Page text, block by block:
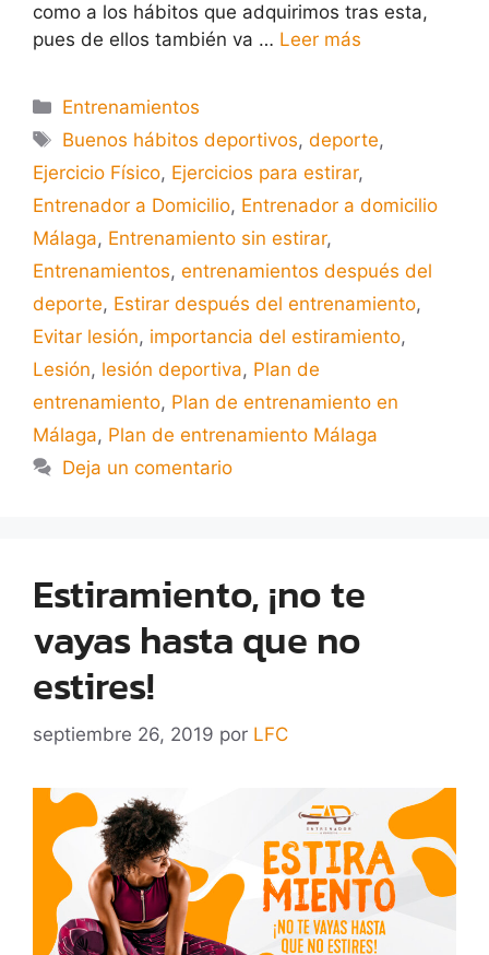
como a los hábitos que adquirimos tras esta,
pues de ellos también va … Leer más
Entrenamientos
Buenos hábitos deportivos,deporte,
Ejercicio Físico, Ejercicios para estirar,
Entrenador a Domicilio, Entrenador a domicilio
Málaga, Entrenamiento sin estirar,
Entrenamientos, entrenamientos después del
deporte, Estirar después del entrenamiento,
Evitar lesión, importancia del estiramiento,
Lesión, lesión deportiva, Plan de
entrenamiento, Plan de entrenamiento en
Málaga, Plan de entrenamiento Málaga
Deja un comentario
Estiramiento, ¡no te
vayas hasta que no
estires!
septiembre 26, 2019 por LFC